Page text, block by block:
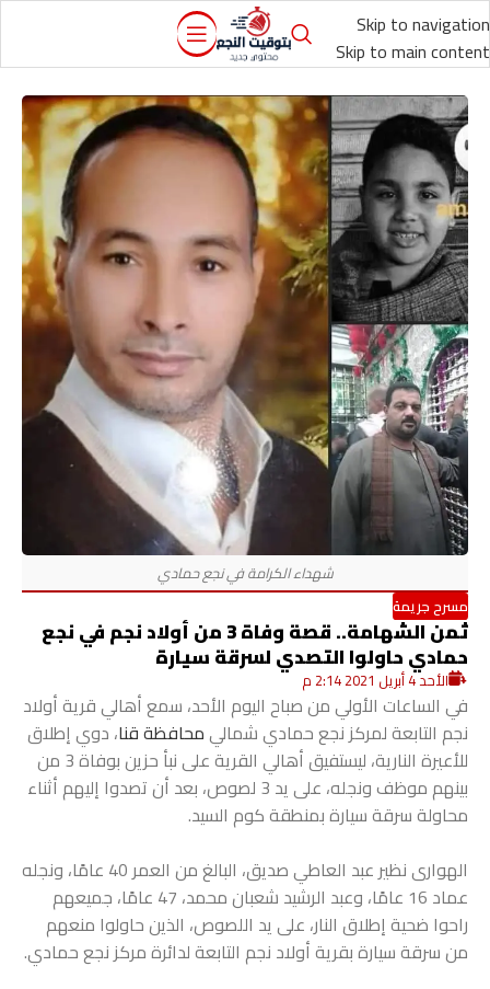
Skip to navigation
Skip to main content
مسرح جريمة
ثمن الشهامة.. قصة وفاة 3 من أولاد نجم في نجع
حمادي حاولوا التصدي لسرقة سيارة
الأحد 4 أبريل 2021 2:14 م
في الساعات الأولي من صباح اليوم الأحد، سمع أهالي قرية أولاد
نجم التابعة لمركز نجع حمادي شماليمحافظة قنا، دوي إطلاق
للأعيرة النارية، ليستفيق أهالي القرية على نبأ حزين بوفاة 3 من
بينهم موظف ونجله، على يد 3 لصوص، بعد أن تصدوا إليهم أثناء
محاولة سرقة سيارة بمنطقة كوم السيد.
الهوارى نظير عبد العاطي صديق، البالغ من العمر 40 عامًا، ونجله
عماد 16 عامًا، وعبد الرشيد شعبان محمد، 47 عامًا، جميعهم
راحوا ضحية إطلاق النار، على يد اللصوص، الذين حاولوا منعهم
من سرقة سيارة بقرية أولاد نجم التابعة لدائرة مركز نجع حمادي.